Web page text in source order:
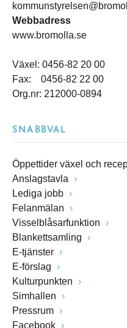
Webbadress
www.bromolla.se
Växel: 0456-82 20 00
Fax: 0456-82 22 00
Org.nr: 212000-0894
SNABBVAL
Öppettider växel och
Anslagstavla
Lediga jobb
Felanmälan
Visselblåsarfunktion
Blankettsamling
E-tjänster
E-förslag
Kulturpunkten
Simhallen
Pressrum
Facebook